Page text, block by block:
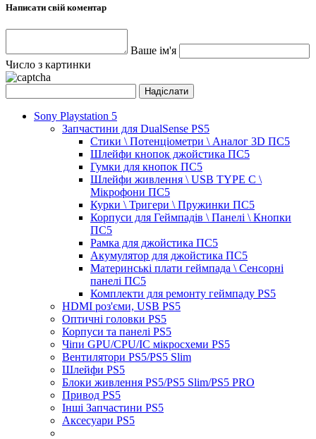
Написати свій коментар
Ваше ім'я
Число з картинки
Sony Playstation 5
Запчастини для DualSense PS5
Стики \ Потенціометри \ Аналог 3D ПС5
Шлейфи кнопок джойстика ПС5
Гумки для кнопок ПС5
Шлейфи живлення \ USB TYPE C \
Мікрофони ПС5
Курки \ Тригери \ Пружинки ПС5
Корпуси для Геймпадів \ Панелі \ Кнопки
ПС5
Рамка для джойстика ПС5
Акумулятор для джойстика ПС5
Материнські плати геймпада \ Сенсорні
панелі ПС5
Комплекти для ремонту геймпаду PS5
HDMI роз'єми, USB PS5
Оптичні головки PS5
Корпуси та панелі PS5
Чіпи GPU/CPU/IC мікросхеми PS5
Вентилятори PS5/PS5 Slim
Шлейфи PS5
Блоки живлення PS5/PS5 Slim/PS5 PRO
Привод PS5
Інші Запчастини PS5
Аксесуари PS5